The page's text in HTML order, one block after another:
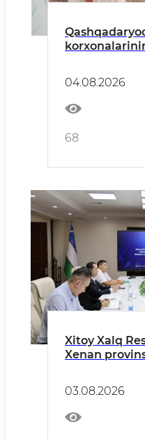
04.08.2026
68
Xitoy Xalq
Xenan
iborat
uchrashuv
03.08.2026